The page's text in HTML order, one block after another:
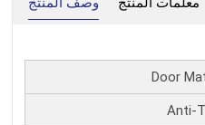
Door
Anti-